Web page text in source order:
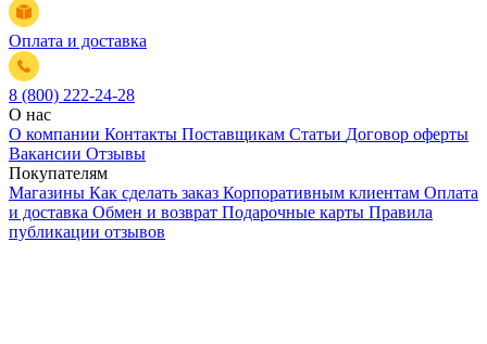
Оплата и доставка
8 (800) 222-24-28
О нас
О компании Контакты Поставщикам Статьи Договор оферты
Вакансии Отзывы
Покупателям
Магазины Как сделать заказ Корпоративным клиентам Оплата
и доставка Обмен и возврат Подарочные карты Правила
публикации отзывов